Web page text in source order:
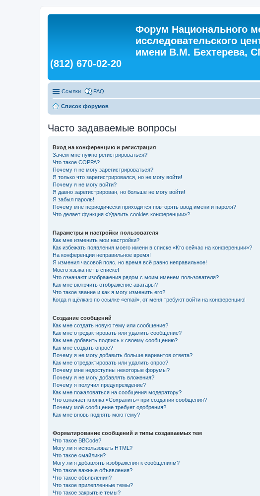
Форум Национального
исследовательского
имени В.М. Бехтерева,
(812) 670-02-20
Ссылки FAQ
Список форумов
Часто задаваемые вопросы
Вход на конференцию и регистрация
Зачем мне нужно регистрироваться?
Что такое COPPA?
Почему я не могу зарегистрироваться?
Я только что зарегистрировался, но не могу войти!
Почему я не могу войти?
Я давно зарегистрирован, но больше не могу войти!
Я забыл пароль!
Почему мне периодически приходится повторять ввод имени и пароля?
Что делает функция «Удалить cookies конференции»?
Параметры и настройки пользователя
Как мне изменить мои настройки?
Как избежать появления моего имени в списке «Кто сейчас на конференции»?
На конференции неправильное время!
Я изменил часовой пояс, но время всё равно неправильное!
Моего языка нет в списке!
Что означают изображения рядом с моим именем пользователя?
Как мне включить отображение аватары?
Что такое звание и как я могу изменить его?
Когда я щёлкаю по ссылке «email», от меня требуют войти на конференцию!
Создание сообщений
Как мне создать новую тему или сообщение?
Как мне отредактировать или удалить сообщение?
Как мне добавить подпись к своему сообщению?
Как мне создать опрос?
Почему я не могу добавить больше вариантов ответа?
Как мне отредактировать или удалить опрос?
Почему мне недоступны некоторые форумы?
Почему я не могу добавлять вложения?
Почему я получил предупреждение?
Как мне пожаловаться на сообщения модератору?
Что означает кнопка «Сохранить» при создании сообщения?
Почему моё сообщение требует одобрения?
Как мне вновь поднять мою тему?
Форматирование сообщений и типы создаваемых тем
Что такое BBCode?
Могу ли я использовать HTML?
Что такое смайлики?
Могу ли я добавлять изображения к сообщениям?
Что такое важные объявления?
Что такое объявления?
Что такое прилепленные темы?
Что такое закрытые темы?